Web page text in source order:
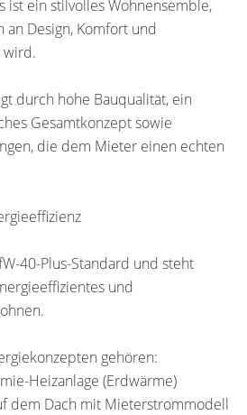
ist ein stilvolles Wohnensemble,
Design, Komfort und
wird.
durch hohe Bauqualität, ein
Gesamtkonzept sowie
die dem Mieter einen echten
40-Plus-Standard und steht
und
gehören:
Heizanlage (Erdwärme)
dem Dach mit Mieterstrommodell